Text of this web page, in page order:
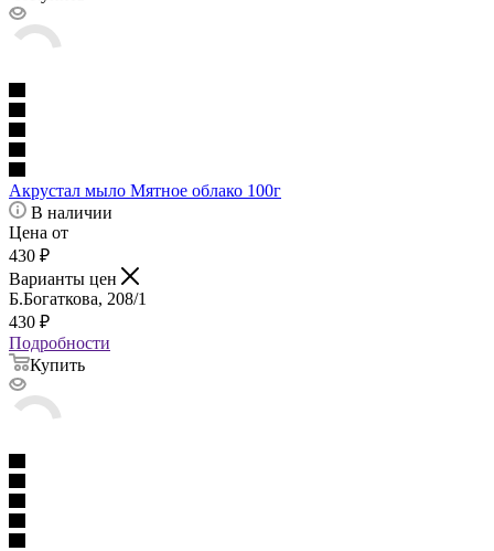
Акрустал мыло Мятное облако 100г
В наличии
Цена от
430 ₽
Варианты цен
Б.Богаткова, 208/1
430 ₽
Подробности
Купить